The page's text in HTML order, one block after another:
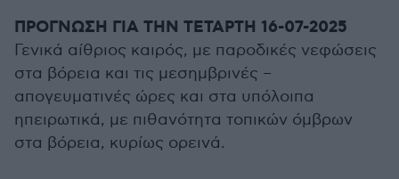
ΠΡΟΓΝΩΣΗ ΓΙΑ ΤΗΝ ΤΕΤΑΡΤΗ 16-07-2025
Γενικά αίθριος καιρός, με παροδικές νεφώσεις
στα βόρεια και τις μεσημβρινές –
απογευματινές ώρες και στα υπόλοιπα
ηπειρωτικά, με πιθανότητα τοπικών όμβρων
στα βόρεια, κυρίως ορεινά.